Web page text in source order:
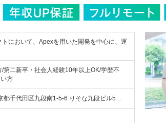
において、Apexを用いた開発を中心に、運
第二新卒・社会人経験10年以上OK/学歴不
方
都千代田区九段南1-5-6 りそな九段ビル5…